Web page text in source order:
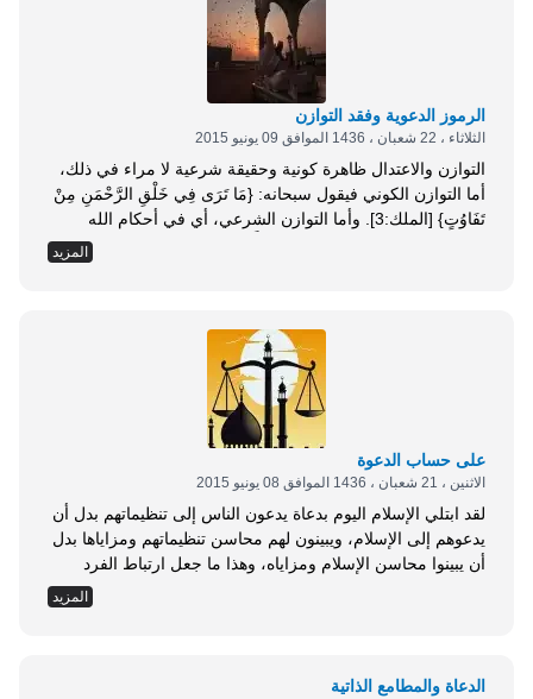
الرموز الدعوية وفقد التوازن
الثلاثاء ، 22 شعبان ، 1436 الموافق 09 يونيو 2015
التوازن والاعتدال ظاهرة كونية وحقيقة شرعية لا مراء في ذلك،
أما التوازن الكوني فيقول سبحانه: {مَا تَرَى فِي خَلْقِ الرَّحْمَنِ مِنْ
تَفَاوُتٍ} [الملك:3]. وأما التوازن الشرعي، أي في أحكام الله
فَاتَّبِعُوهُ وَلَا تَتَّبِعُوا السُّبُلَ فَتَفَرَّقَ بِكُمْ عَنْ سَبِيلِهِ} [الأنعام:153]،
المزيد
على حساب الدعوة
الاثنين ، 21 شعبان ، 1436 الموافق 08 يونيو 2015
لقد ابتلي الإسلام اليوم بدعاة يدعون الناس إلى تنظيماتهم بدل أن
يدعوهم إلى الإسلام، ويبينون لهم محاسن تنظيماتهم ومزاياها بدل
أن يبينوا محاسن الإسلام ومزاياه، وهذا ما جعل ارتباط الفرد
بالدعوة ارتباطًا حزبيًا وليس ارتباطًا عقائديًا؛ بل وجعله، في بعض
الأحيان، ارتباطًا شخصيًا وليس مبدئيًا، وهذا بالتالي جعل ميدان
المزيد
الدعاة والمطامع الذاتية